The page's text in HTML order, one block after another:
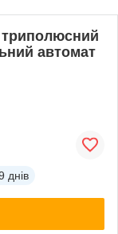
автомат
днів